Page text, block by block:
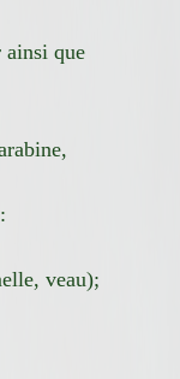
ainsi que
veau);